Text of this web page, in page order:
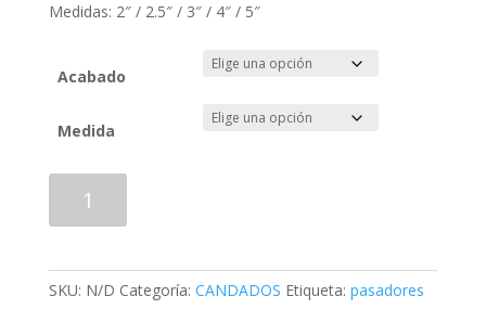
Medidas: 2″ / 2.5″ / 3″ / 4″ / 5″
Acabado
Medida
FANAL
SKU: N/D Categoría: CANDADOS Etiqueta: pasadores